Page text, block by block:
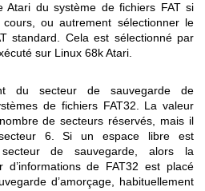
Atari du système de fichiers FAT si
ou autrement sélectionner le
standard. Cela est sélectionné par
sur Linux 68k Atari.
du secteur de sauvegarde de
de fichiers FAT32. La valeur
de secteurs réservés, mais il
6. Si un espace libre est
de sauvegarde, alors la
d’informations de FAT32 est placé
d’amorçage, habituellement